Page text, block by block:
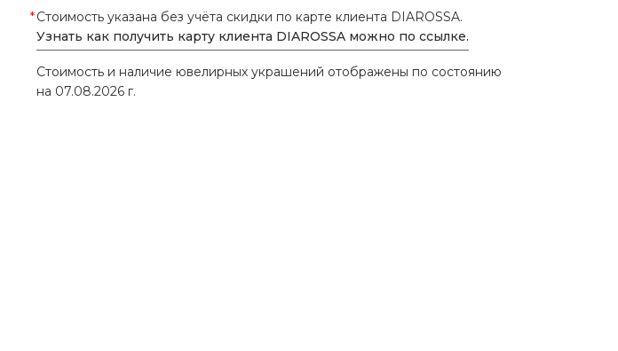
*Стоимость указана без учёта скидки по карте клиента DIAROSSA.
Узнать как получить карту клиента DIAROSSA можно по ссылке.
Стоимость и наличие ювелирных украшений отображены по состоянию
на 07.08.2026 г.